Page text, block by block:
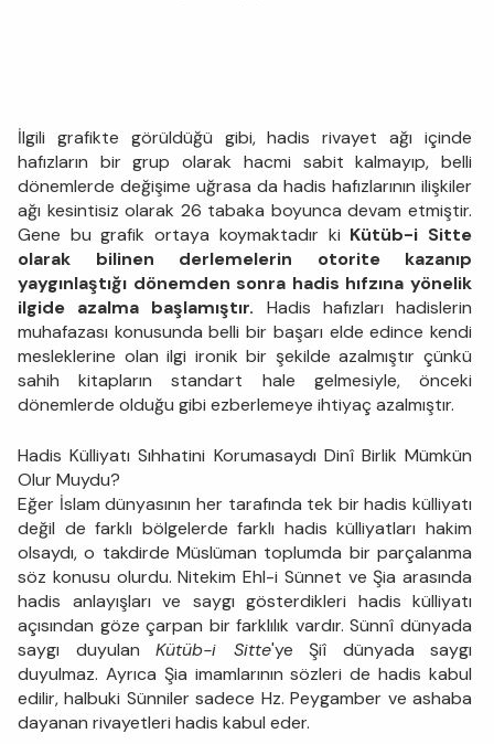
İlgili grafikte görüldüğü gibi, hadis rivayet ağı içinde
hafızların bir grup olarak hacmi sabit kalmayıp, belli
dönemlerde değişime uğrasa da hadis hafızlarının ilişkiler
ağı kesintisiz olarak 26 tabaka boyunca devam etmiştir.
Gene bu grafik ortaya koymaktadır ki Kütüb-i Sitte
olarak bilinen derlemelerin otorite kazanıp
yaygınlaştığı dönemden sonra hadis hıfzına yönelik
ilgide azalma başlamıştır. Hadis hafızları hadislerin
muhafazası konusunda belli bir başarı elde edince kendi
mesleklerine olan ilgi ironik bir şekilde azalmıştır çünkü
sahih kitapların standart hale gelmesiyle, önceki
dönemlerde olduğu gibi ezberlemeye ihtiyaç azalmıştır.
Hadis Külliyatı Sıhhatini Korumasaydı Dinî Birlik Mümkün
Olur Muydu?
Eğer İslam dünyasının her tarafında tek bir hadis külliyatı
değil de farklı bölgelerde farklı hadis külliyatları hakim
olsaydı, o takdirde Müslüman toplumda bir parçalanma
söz konusu olurdu. Nitekim Ehl-i Sünnet ve Şia arasında
hadis anlayışları ve saygı gösterdikleri hadis külliyatı
açısından göze çarpan bir farklılık vardır. Sünnî dünyada
saygı duyulan Kütüb-i Sitte'ye Şiî dünyada saygı
duyulmaz. Ayrıca Şia imamlarının sözleri de hadis kabul
edilir, halbuki Sünniler sadece Hz. Peygamber ve ashaba
dayanan rivayetleri hadis kabul eder.